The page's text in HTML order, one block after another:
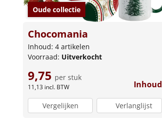
Oude collectie
Chocomania
Inhoud: 4 artikelen
Voorraad: Uitverkocht
9,75 per stuk
11,13 incl. BTW Inhoud
Vergelijken Verlanglijst